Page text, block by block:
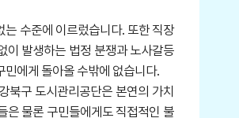
는 수준에 이르렀습니다. 또한 직장
이 발생하는 법정 분쟁과 노사갈등
에게 돌아올 수밖에 없습니다.
북구 도시관리공단은 본연의 가치
은 물론 구민들에게도 직접적인 불